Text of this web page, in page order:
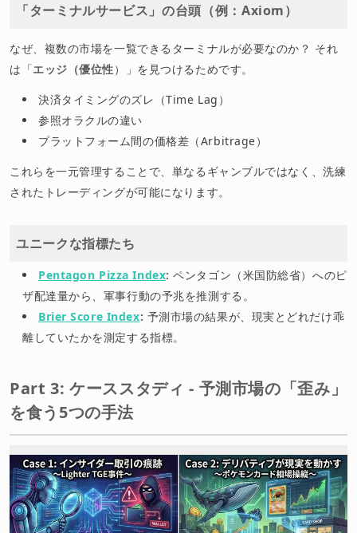
「ターミナルサービス」の台頭（例：Axiom）
なぜ、複数の市場を一覧できるターミナルが必要なのか？ それ
は「エッジ（優位性）」を見つけるためです。
決済タイミングのズレ（Time Lag）
参照オラクルの違い
プラットフォーム間の価格差（Arbitrage）
これらを一元管理することで、単なるギャンブルではなく、洗練
されたトレーディングが可能になります。
ユニークな指標たち
Pentagon Pizza Index: ペンタゴン（米国防総省）へのピ
ザ配達量から、軍事行動の予兆を推測する。
Brier Score Index: 予測市場の結果が、現実とどれだけ乖
離していたかを測定する指標。
Part 3: ケーススタディ - 予測市場の「歪み」
を食う5つの手法